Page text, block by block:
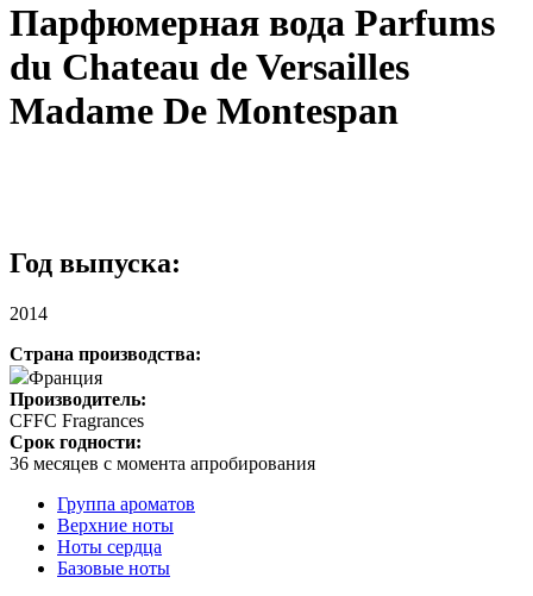
Парфюмерная вода Parfums
du Chateau de Versailles
Madame De Montespan
Год выпуска:
2014
Страна производства:
Франция
Производитель:
CFFC Fragrances
Срок годности:
36 месяцев с момента апробирования
Группа ароматов
Верхние ноты
Ноты сердца
Базовые ноты